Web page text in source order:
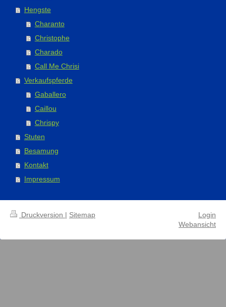
Hengste
Charanto
Christophe
Charado
Call Me Chrisi
Verkaufspferde
Gaballero
Caillou
Chrispy
Stuten
Besamung
Kontakt
Impressum
Druckversion | Sitemap
Login
Webansicht